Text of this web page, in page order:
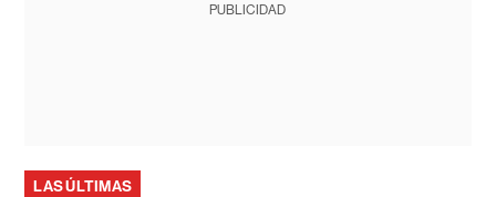
PUBLICIDAD
LAS ÚLTIMAS